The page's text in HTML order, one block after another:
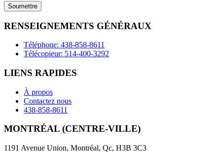
field
empty.
RENSEIGNEMENTS GÉNÉRAUX
Téléphone: 438-858-8611
Télécopieur: 514-400-3292
LIENS RAPIDES
À propos
Contactez nous
438-858-8611
MONTRÉAL (CENTRE-VILLE)
1191 Avenue Union, Montréal, Qc, H3B 3C3